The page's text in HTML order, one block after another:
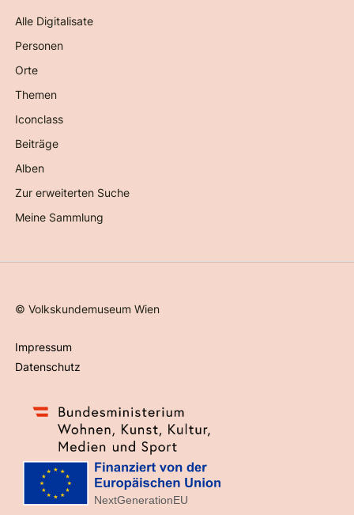
Alle Digitalisate
Personen
Orte
Themen
Iconclass
Beiträge
Alben
Zur erweiterten Suche
Meine Sammlung
©Volkskundemuseum Wien
Impressum
Datenschutz